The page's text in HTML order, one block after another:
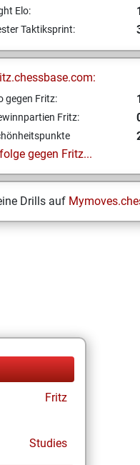
Elo:
Taktiksprint:
gegen Fritz:
Fritz:
gegen Fritz...
Drills auf
Fritz
Studies